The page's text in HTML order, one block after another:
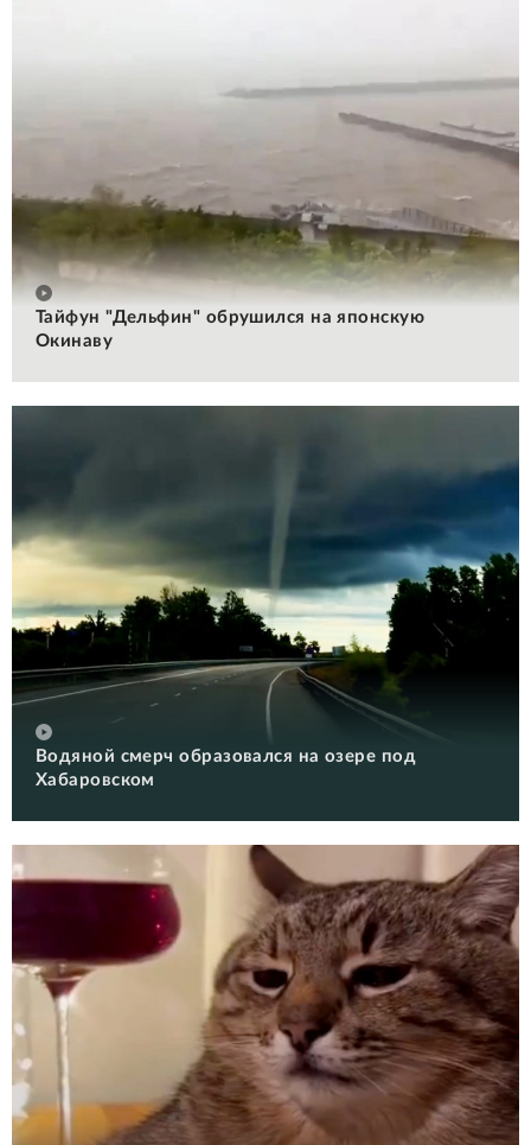
Тайфун "Дельфин" обрушился на японскую
Окинаву
Водяной смерч образовался на озере под
Хабаровском